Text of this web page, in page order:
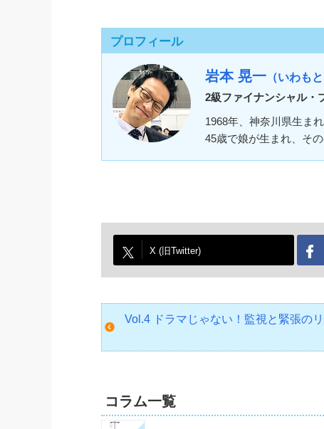
プロフィール
岩本 晃一 （いわも
2級ファイナンシャル・
1968年、神奈川県生ま
45歳で娘が生まれ、そ
X (旧Twitter)
Vol.4 ドラマじゃない！監視と緊張の
コラム一覧